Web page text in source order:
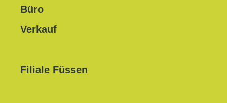
Büro
Verkauf
Filiale Füssen